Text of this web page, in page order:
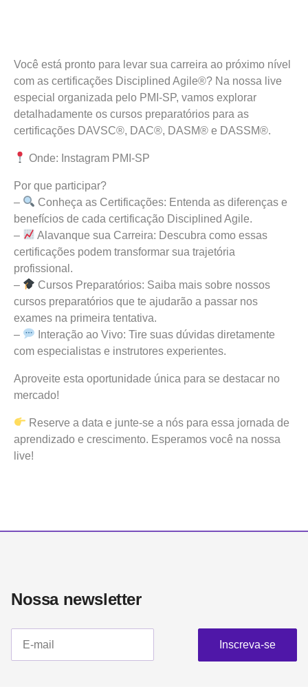
Você está pronto para levar sua carreira ao próximo nível
com as certificações Disciplined Agile®? Na nossa live
especial organizada pelo PMI-SP, vamos explorar
detalhadamente os cursos preparatórios para as
certificações DAVSC®, DAC®, DASM® e DASSM®.
Onde: Instagram PMI-SP
Por que participar?
–
Conheça as Certificações: Entenda as diferenças e
benefícios de cada certificação Disciplined Agile.
–
Alavanque sua Carreira: Descubra como essas
certificações podem transformar sua trajetória
profissional.
–
Cursos Preparatórios: Saiba mais sobre nossos
cursos preparatórios que te ajudarão a passar nos
exames na primeira tentativa.
–
Interação ao Vivo: Tire suas dúvidas diretamente
com especialistas e instrutores experientes.
Aproveite esta oportunidade única para se destacar no
mercado!
Reserve a data e junte-se a nós para essa jornada de
aprendizado e crescimento. Esperamos você na nossa
live!
Nossa newsletter​
Inscreva-se